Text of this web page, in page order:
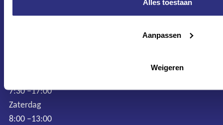
Alles toestaan
Aanpassen
Weigeren
7:30 –17:00
Zaterdag
8:00 –13:00